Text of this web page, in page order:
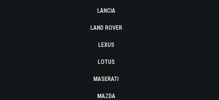
LANCIA
LAND ROVER
LEXUS
LOTUS
MASERATI
MAZDA